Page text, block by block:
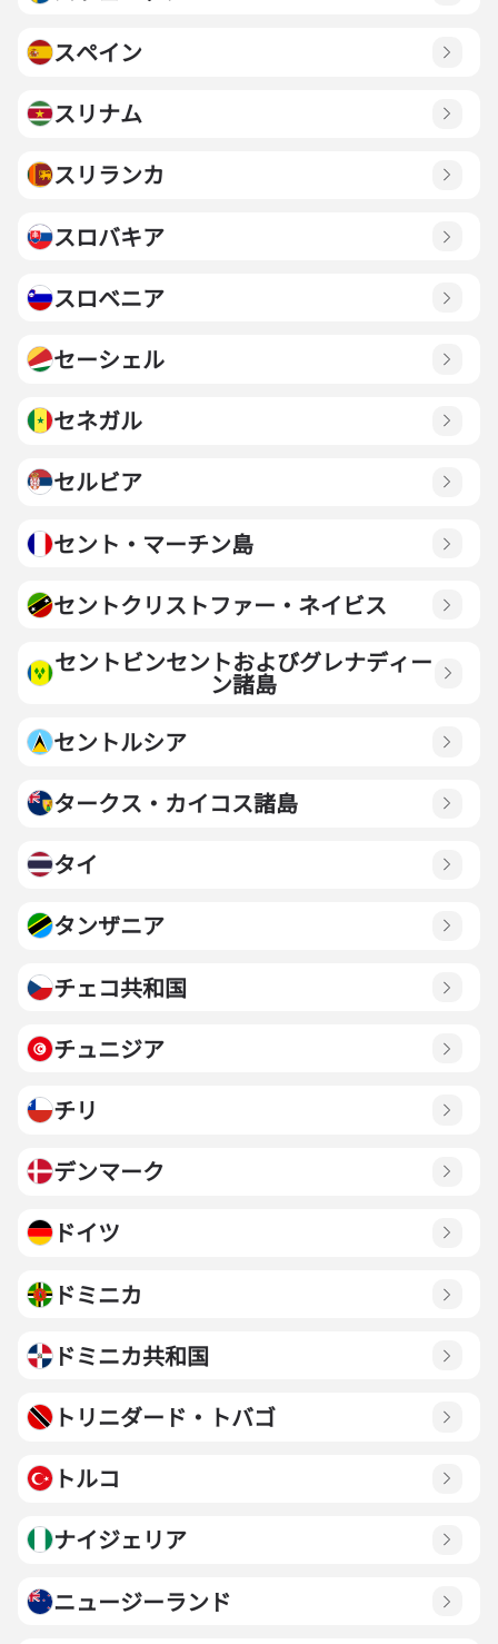
スペイン
スリナム
スリランカ
スロバキア
スロベニア
セーシェル
セネガル
セルビア
セント・マーチン島
セントクリストファー・ネイビス
セントビンセントおよびグレナディー
ン諸島
セントルシア
タークス・カイコス諸島
タイ
タンザニア
チェコ共和国
チュニジア
チリ
デンマーク
ドイツ
ドミニカ
ドミニカ共和国
トリニダード・トバゴ
トルコ
ナイジェリア
ニュージーランド